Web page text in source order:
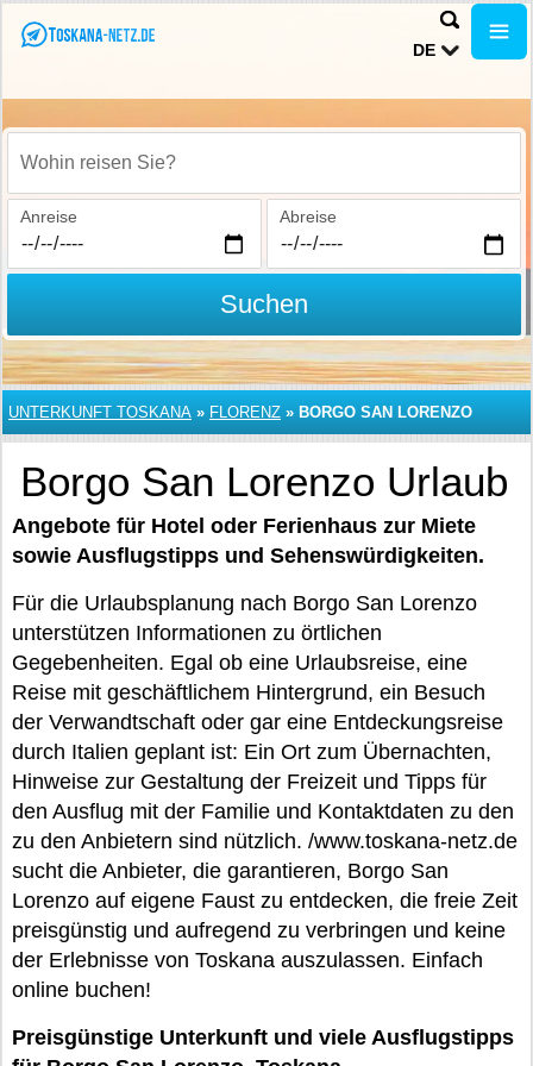
DE
Wohin reisen Sie?
Anreise Abreise
Suchen
UNTERKUNFT TOSKANA » FLORENZ » BORGO SAN LORENZO
Borgo San Lorenzo Urlaub
Angebote für Hotel oder Ferienhaus zur Miete
sowie Ausflugstipps und Sehenswürdigkeiten.
Für die Urlaubsplanung nach Borgo San Lorenzo
unterstützen Informationen zu örtlichen
Gegebenheiten. Egal ob eine Urlaubsreise, eine
Reise mit geschäftlichem Hintergrund, ein Besuch
der Verwandtschaft oder gar eine Entdeckungsreise
durch Italien geplant ist: Ein Ort zum Übernachten,
Hinweise zur Gestaltung der Freizeit und Tipps für
den Ausflug mit der Familie und Kontaktdaten zu den
zu den Anbietern sind nützlich. /www.toskana-netz.de
sucht die Anbieter, die garantieren, Borgo San
Lorenzo auf eigene Faust zu entdecken, die freie Zeit
preisgünstig und aufregend zu verbringen und keine
der Erlebnisse von Toskana auszulassen. Einfach
online buchen!
Preisgünstige Unterkunft und viele Ausflugstipps